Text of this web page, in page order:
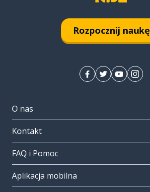
Rozpocznij naukę
O nas
Kontakt
FAQ i Pomoc
Aplikacja mobilna